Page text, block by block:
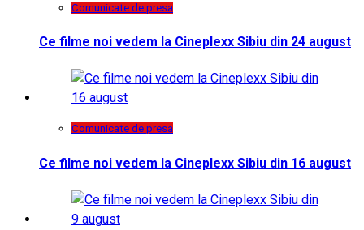
Comunicate de presa
Ce filme noi vedem la Cineplexx Sibiu din 24 august
Comunicate de presa
Ce filme noi vedem la Cineplexx Sibiu din 16 august